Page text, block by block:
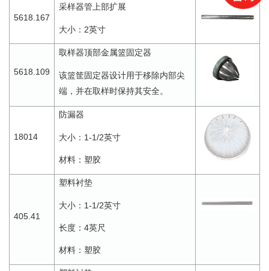
5618.167
采样器管上部扩展
大小： 2英寸
5618.109
取样器顶部金属篮固定器
该篮筐固定器设计用于移除内部尖
端，并在取样时保持其安全。
18014
防漏器
大小： 1-1/2英寸
材料：塑胶
405.41
塑料衬垫
大小： 1-1/2英寸
长度： 4英尺
材料：塑胶